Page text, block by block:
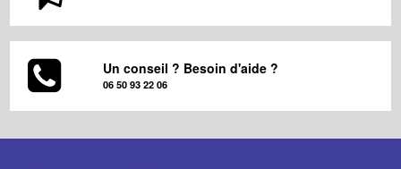
Un conseil ? Besoin d'aide ?
06 50 93 22 06